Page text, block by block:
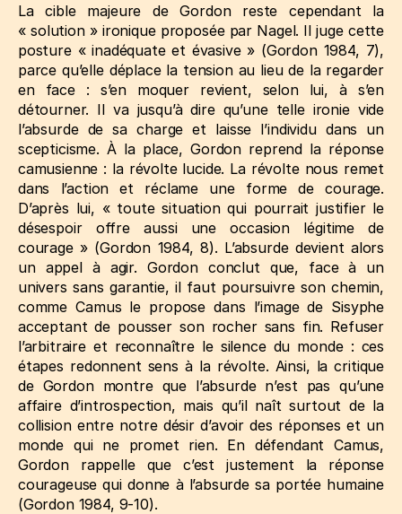
La cible majeure de Gordon reste cependant la
« solution » ironique proposée par Nagel. Il juge cette
posture « inadéquate et évasive » (Gordon 1984, 7),
parce qu’elle déplace la tension au lieu de la regarder
en face : s’en moquer revient, selon lui, à s’en
détourner. Il va jusqu’à dire qu’une telle ironie vide
l’absurde de sa charge et laisse l’individu dans un
scepticisme. À la place, Gordon reprend la réponse
camusienne : la révolte lucide. La révolte nous remet
dans l’action et réclame une forme de courage.
D’après lui, « toute situation qui pourrait justifier le
désespoir offre aussi une occasion légitime de
courage » (Gordon 1984, 8). L’absurde devient alors
un appel à agir. Gordon conclut que, face à un
univers sans garantie, il faut poursuivre son chemin,
comme Camus le propose dans l’image de Sisyphe
acceptant de pousser son rocher sans fin. Refuser
l’arbitraire et reconnaître le silence du monde : ces
étapes redonnent sens à la révolte. Ainsi, la critique
de Gordon montre que l’absurde n’est pas qu’une
affaire d’introspection, mais qu’il naît surtout de la
collision entre notre désir d’avoir des réponses et un
monde qui ne promet rien. En défendant Camus,
Gordon rappelle que c’est justement la réponse
courageuse qui donne à l’absurde sa portée humaine
(Gordon 1984, 9‑10).